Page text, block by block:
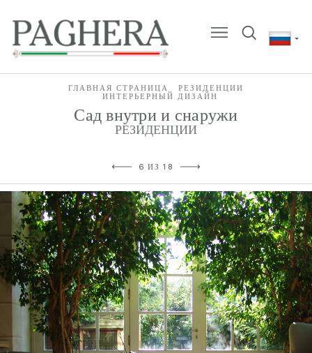
ГЛАВНАЯ СТРАНИЦА
РЕЗИДЕНЦИИ
ИНТЕРЬЕРНЫЙ ДИЗАЙН
Сад внутри и снаружи
РЕЗИДЕНЦИИ
6 ИЗ 18